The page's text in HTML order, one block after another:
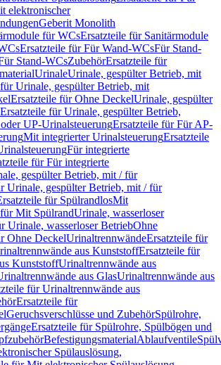
elektronischer
Geberit Monolith
für WCsErsatzteile für Sanitärmodule
Ersatzteile für Für Wand-WCsFür Stand-
Stand-WCsZubehörErsatzteile für
UrinaleUrinale, gespülter Betrieb, mit
Urinale, gespülter Betrieb, mit
Ersatzteile für Ohne DeckelUrinale, gespülter
Ersatzteile für Urinale, gespülter Betrieb,
UP-UrinalsteuerungErsatzteile für Für AP-
Mit integrierter UrinalsteuerungErsatzteile
Für integrierte
für Für integrierte
gespülter Betrieb, mit / für
Urinale, gespülter Betrieb, mit / für
für SpülrandlosMit
Mit SpülrandUrinale, wasserloser
Urinale, wasserloser BetriebOhne
Ohne DeckelUrinaltrennwändeErsatzteile für
aus KunststoffErsatzteile für
KunststoffUrinaltrennwände aus
aus GlasUrinaltrennwände aus
für Urinaltrennwände aus
Ersatzteile für
Geruchsverschlüsse und ZubehörSpülrohre,
Ersatzteile für Spülrohre, Spülbögen und
BefestigungsmaterialAblaufventile
Spülauslösung,